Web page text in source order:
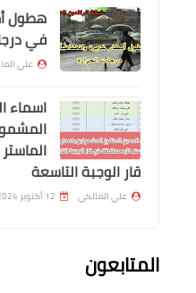
الاول
للدراسة
هطول
في
علي
اسماء
قار الوجبة التاسعة
علي المالكي 12 أكتوبر 2024
المتابعون